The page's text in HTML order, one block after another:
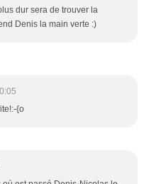
dur sera de trouver la
Denis la main verte :)
{o